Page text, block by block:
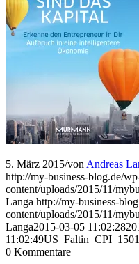
5. März 2015/von Andreas
http://my-business-blog.de/
content/uploads/2015/11/
Langa http://my-business-
content/uploads/2015/11/
Langa2015-03-05 11:02:28
11:02:49
0 Kommentare